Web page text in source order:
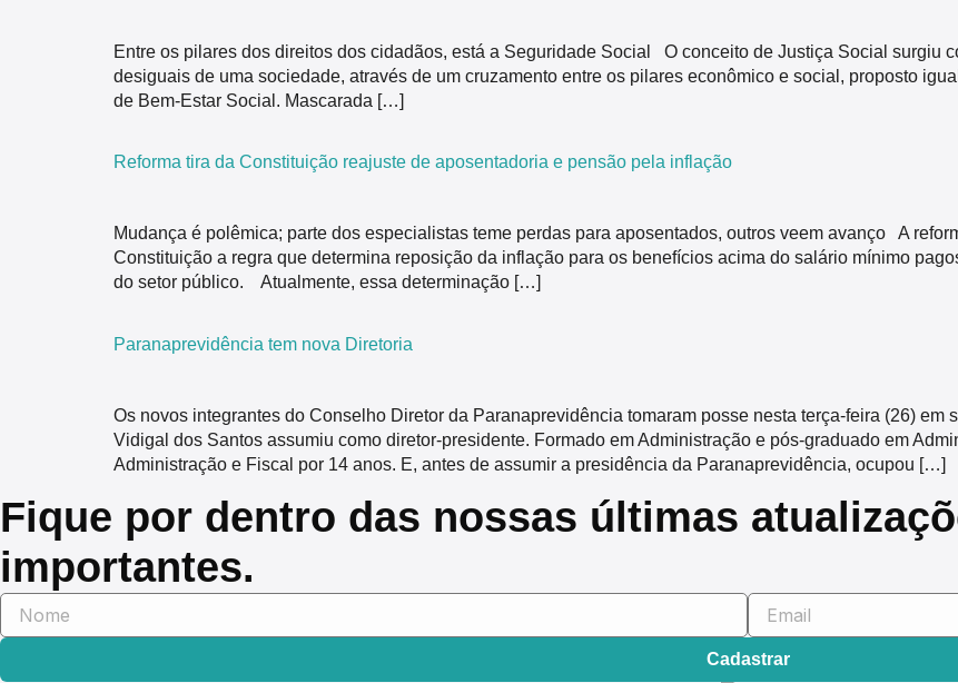
Entre os pilares dos direitos dos cidadãos, está a Seguridade Social O conceito de Justiça Social surgiu
desiguais de uma sociedade, através de um cruzamento entre os pilares econômico e social, proposto
de Bem-Estar Social. Mascarada […]
Reforma tira da Constituição reajuste de aposentadoria e pensão pela inflação
Mudança é polêmica; parte dos especialistas teme perdas para aposentados, outros veem avanço A
Constituição a regra que determina reposição da inflação para os benefícios acima do salário mínimo
do setor público. Atualmente, essa determinação […]
Paranaprevidência tem nova Diretoria
Os novos integrantes do Conselho Diretor da Paranaprevidência tomaram posse nesta terça-feira (26)
Vidigal dos Santos assumiu como diretor-presidente. Formado em Administração e pós-graduado em
Administração e Fiscal por 14 anos. E, antes de assumir a presidência da Paranaprevidência, ocupou […]
Fique por dentro das nossas últimas
importantes.
Cadastrar